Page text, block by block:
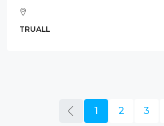
TRUALL
1 2 3